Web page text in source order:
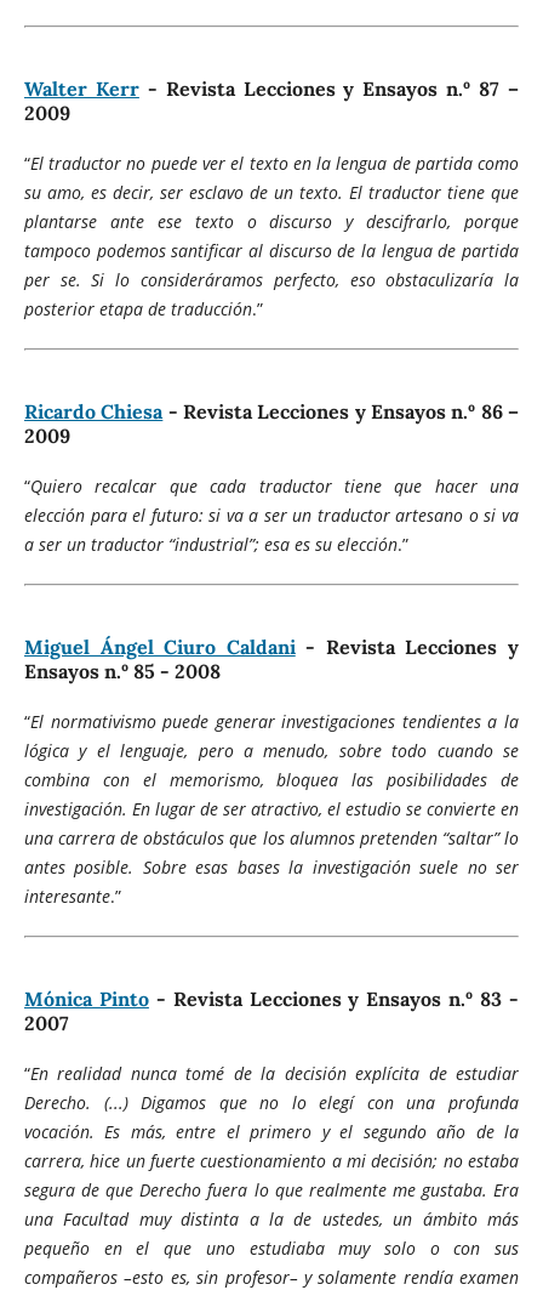
Walter Kerr- Revista Lecciones y Ensayos n.º 87 –
2009
“El traductor no puede ver el texto en la lengua de partida como
su amo, es decir, ser esclavo de un texto. El traductor tiene que
plantarse ante ese texto o discurso y descifrarlo, porque
tampoco podemos santificar al discurso de la lengua de partida
per se. Si lo consideráramos perfecto, eso obstaculizaría la
posterior etapa de traducción.”
Ricardo Chiesa- Revista Lecciones y Ensayos n.º 86 –
2009
“Quiero recalcar que cada traductor tiene que hacer una
elección para el futuro: si va a ser un traductor artesano o si va
a ser un traductor “industrial”; esa es su elección.”
Miguel Ángel Ciuro Caldani- Revista Lecciones y
Ensayos n.º 85 - 2008
“El normativismo puede generar investigaciones tendientes a la
lógica y el lenguaje, pero a menudo, sobre todo cuando se
combina con el memorismo, bloquea las posibilidades de
investigación. En lugar de ser atractivo, el estudio se convierte en
una carrera de obstáculos que los alumnos pretenden “saltar” lo
antes posible. Sobre esas bases la investigación suele no ser
interesante.”
Mónica Pinto- Revista Lecciones y Ensayos n.º 83 -
2007
“En realidad nunca tomé de la decisión explícita de estudiar
Derecho. (...) Digamos que no lo elegí con una profunda
vocación. Es más, entre el primero y el segundo año de la
carrera, hice un fuerte cuestionamiento a mi decisión; no estaba
segura de que Derecho fuera lo que realmente me gustaba. Era
una Facultad muy distinta a la de ustedes, un ámbito más
pequeño en el que uno estudiaba muy solo o con sus
compañeros –esto es, sin profesor– y solamente rendía examen